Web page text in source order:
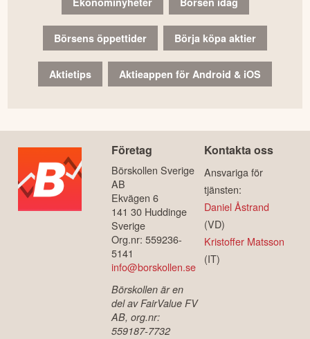
Börsens öppettider Börja köpa aktier
Aktietips Aktieappen för Android & iOS
Företag
Börskollen Sverige
AB
Ekvägen 6
141 30 Huddinge
Sverige
Org.nr: 559236-
5141
info@borskollen.se
Börskollen är en
del av FairValue FV
AB, org.nr:
559187-7732
Kontakta oss
Ansvariga för
tjänsten:
Daniel Åstrand
(VD)
Kristoffer Matsson
(IT)